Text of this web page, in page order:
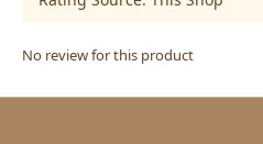
No review for this product